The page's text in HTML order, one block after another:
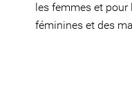
les femmes et
féminines et des